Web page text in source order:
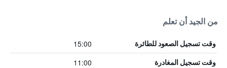
من الجيد أن تعلم
وقت تسجيل الصعود للطائرة 15:00
وقت تسجيل المغادرة 11:00